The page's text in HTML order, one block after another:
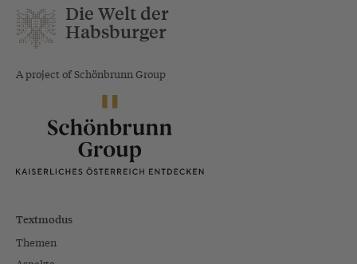
Die Welt der
Habsburger
A project of Schönbrunn Group
Textmodus
Themen